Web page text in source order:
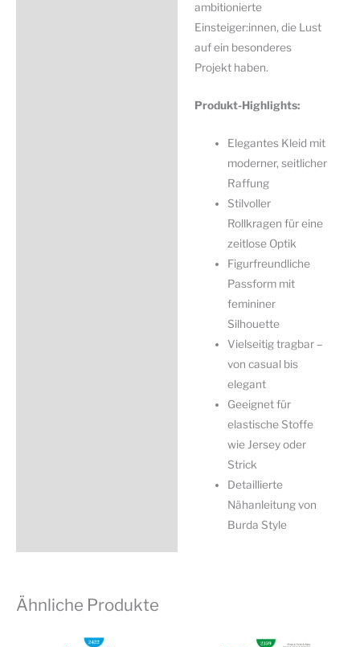
ambitionierte
Einsteiger:innen, die Lust
auf ein besonderes
Projekt haben.
Produkt-Highlights:
Elegantes Kleid mit
moderner, seitlicher
Raffung
Stilvoller
Rollkragen für eine
zeitlose Optik
Figurfreundliche
Passform mit
femininer
Silhouette
Vielseitig tragbar –
von casual bis
elegant
Geeignet für
elastische Stoffe
wie Jersey oder
Strick
Detaillierte
Nähanleitung von
Burda Style
Ähnliche Produkte